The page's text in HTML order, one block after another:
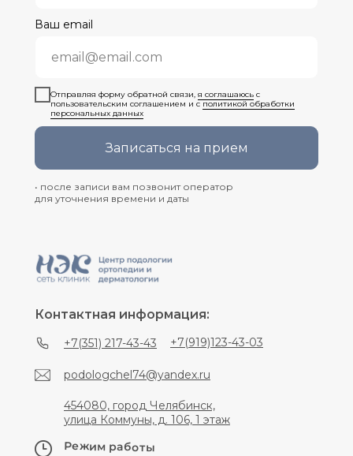
Ваш email
Отправляя форму обратной связи, я соглашаюсь с
пользовательским соглашением и сполитикой обработки
персональных данных
Записаться на прием
• после записи вам позвонит оператор
для уточнения времени и даты
Режим работы
Контактная информация:
+7(351) 217-43-43
podologchel74@yandex.ru
454080, город Челябинск,
улица Коммуны, д. 106, 1 этаж
+7(919)123-43-03